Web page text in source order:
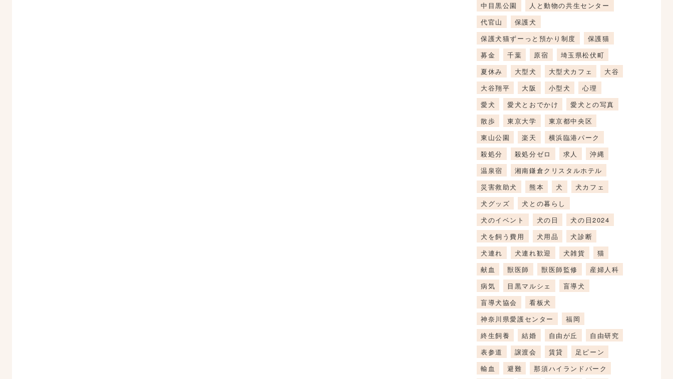
中目黒公園
人と動物の共生センター
代官山
保護犬
保護犬猫ずーっと預かり制度
保護猫
募金
千葉 原宿
埼玉県松伏町
夏休み
大型犬 大型犬カフェ
大谷
大谷翔平
大阪 小型犬
心理
愛犬
愛犬とおでかけ
愛犬との写真
散歩
東京大学
東京都中央区
東山公園
楽天
横浜臨港パーク
殺処分
殺処分ゼロ 求人
沖縄
温泉宿
湘南鎌倉クリスタルホテル
災害救助犬
熊本 犬
犬カフェ
犬グッズ
犬との暮らし
犬のイベント
犬の日
犬の日2024
犬を飼う費用
犬用品
犬診断
犬連れ
犬連れ歓迎 犬雑貨
猫
献血
獣医師 獣医師監修
産婦人科
病気
目黒マルシェ
盲導犬
盲導犬協会
看板犬
神奈川県愛護センター
福岡
終生飼養
結婚 自由が丘
自由研究
表参道
譲渡会 賃貸
足ピーン
輸血
避難 那須ハイランドパーク